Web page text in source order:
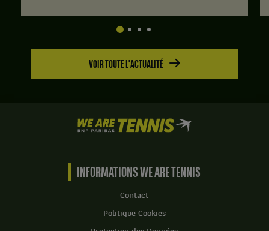
VOIR TOUTE L'ACTUALITÉ
We
are
Tennis
BNP
Accueil
INFORMATIONS WE ARE TENNIS
Contact
Politique Cookies